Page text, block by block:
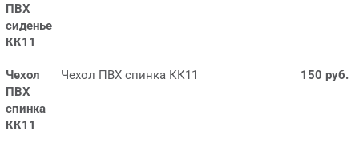
ПВХ
сиденье
КК11
Чехол
ПВХ
спинка
КК11
Чехол ПВХ спинка КК11 150 руб.